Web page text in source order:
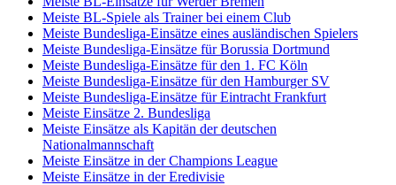
Meiste BL-Spiele als Trainer bei einem Club
Meiste Bundesliga-Einsätze eines ausländischen Spielers
Meiste Bundesliga-Einsätze für Borussia Dortmund
Meiste Bundesliga-Einsätze für den 1. FC Köln
Meiste Bundesliga-Einsätze für den Hamburger SV
Meiste Bundesliga-Einsätze für Eintracht Frankfurt
Meiste Einsätze 2. Bundesliga
Meiste Einsätze als Kapitän der deutschen
Nationalmannschaft
Meiste Einsätze in der Champions League
Meiste Einsätze in der Eredivisie